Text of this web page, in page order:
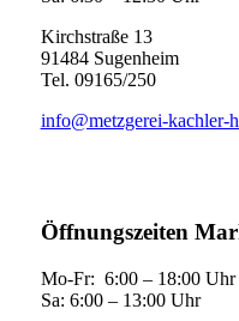
Kirchstraße 13
91484 Sugenheim
Tel. 09165/250
info@metzgerei-kachler-
Öffnungszeiten
Mo-Fr: 6:00 – 18:00 Uhr
Sa: 6:00 – 13:00 Uhr